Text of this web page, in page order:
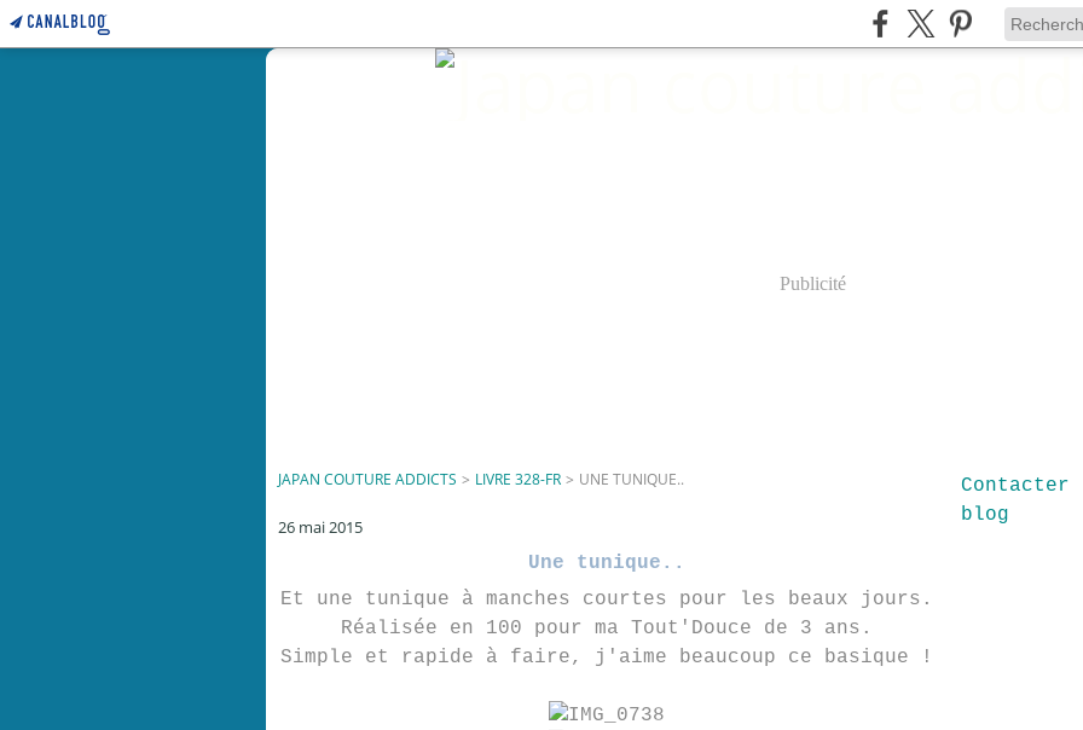
Publicité
JAPAN COUTURE ADDICTS > LIVRE 328-FR > UNE TUNIQUE..
26 mai 2015
Une tunique..
Et une tunique à manches courtes pour les beaux jours.
Réalisée en 100 pour ma Tout'Douce de 3 ans.
Simple et rapide à faire, j'aime beaucoup ce basique !
blog